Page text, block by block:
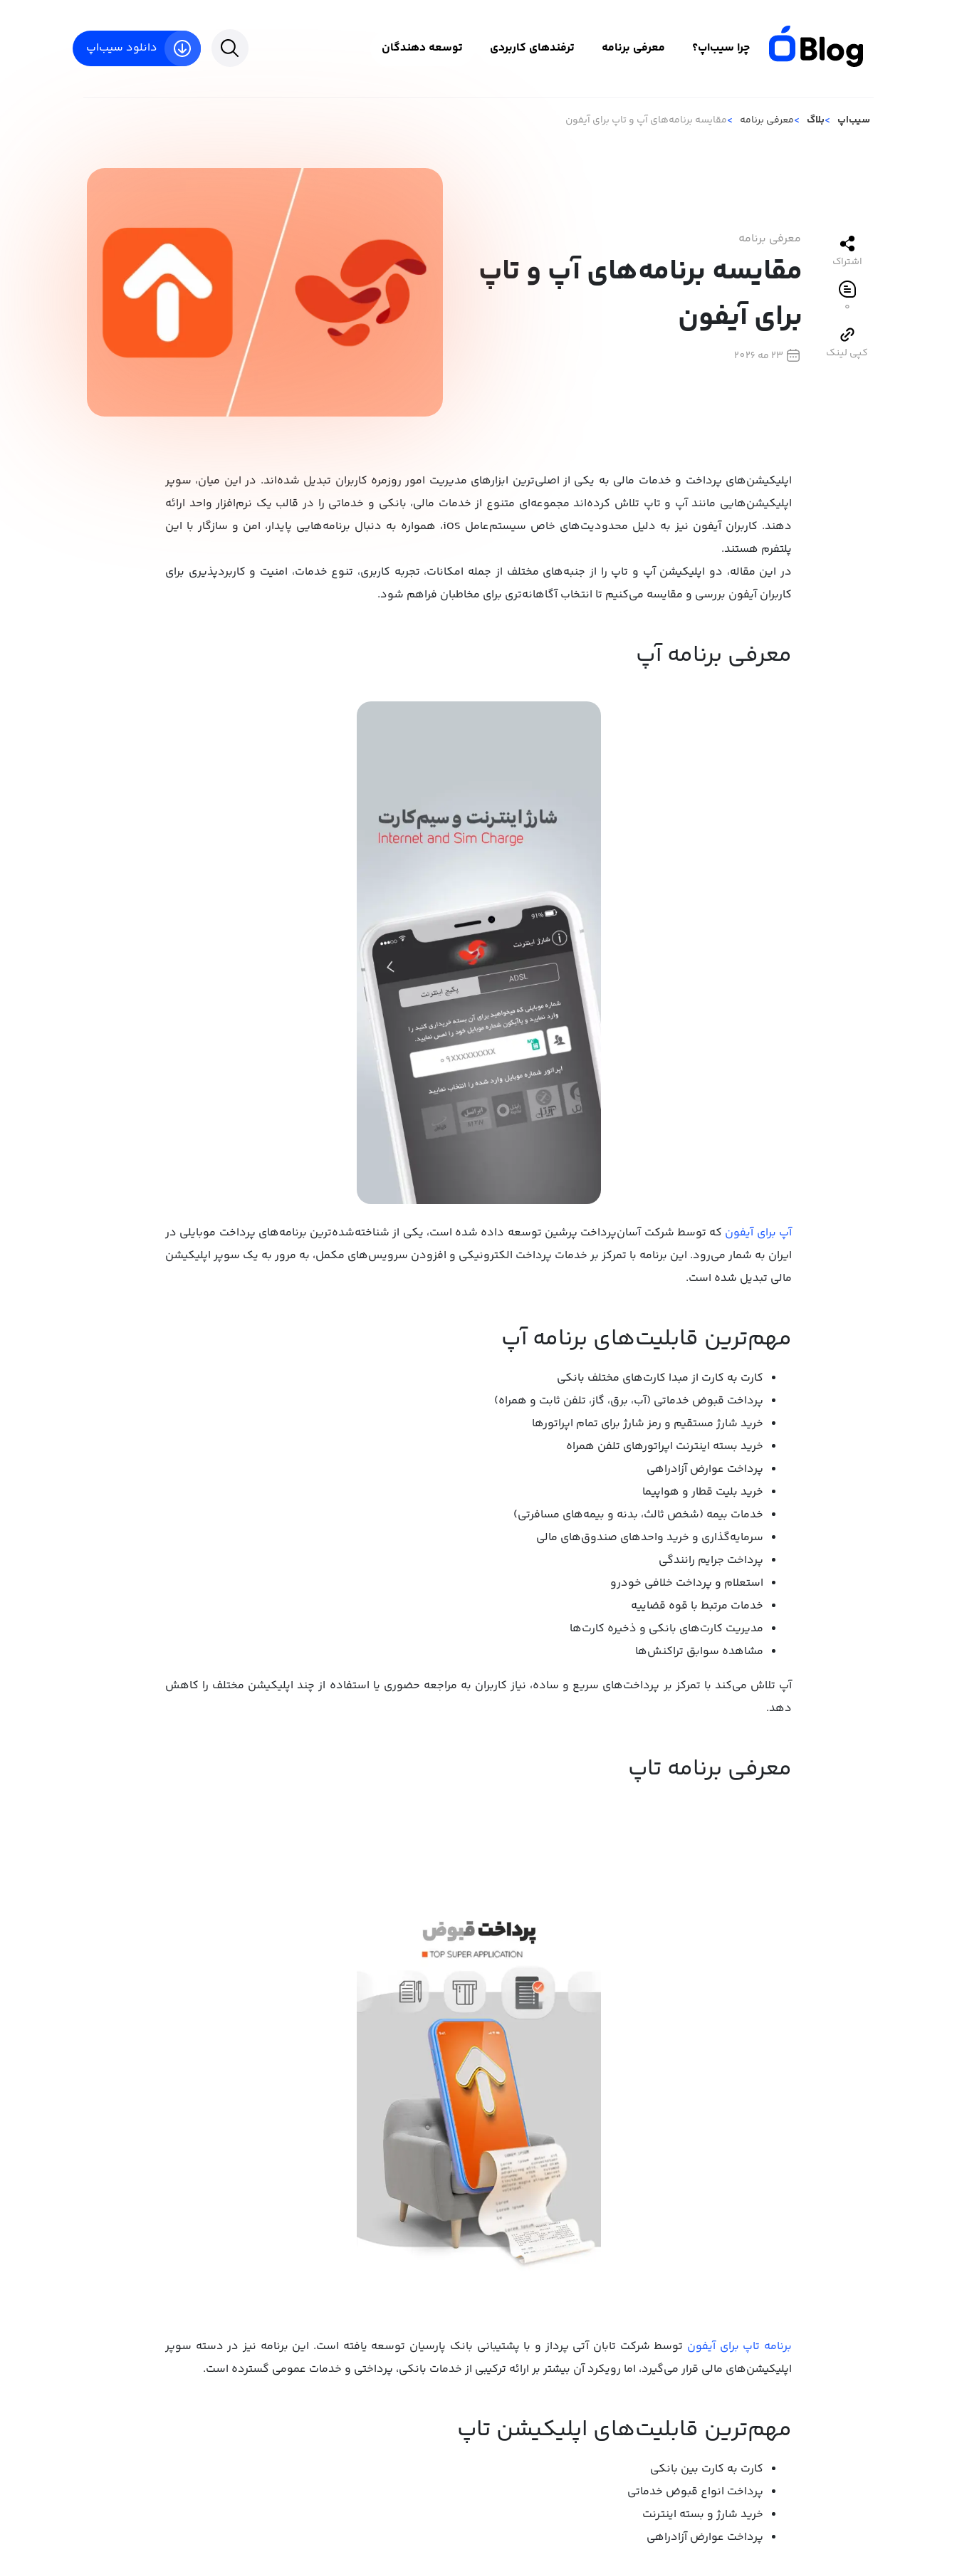
چرا سیب‌اپ؟ معرفی برنامه ترفندهای کاربردی توسعه دهندگان دانلود سیب‌اپ
سیب‌اپ بلاگ معرفی برنامه مقایسه برنامه‌های آپ و تاپ برای آیفون
معرفی برنامه
مقایسه برنامه‌های آپ و تاپ
برای آیفون
23 مه 2026
اشتراک
۰
کپی لینک
اپلیکیشن‌های پرداخت و خدمات مالی به یکی از اصلی‌ترین ابزارهای مدیریت امور روزمره کاربران تبدیل شده‌اند. در این میان، سوپر
اپلیکیشن‌هایی مانند آپ و تاپ تلاش کرده‌اند مجموعه‌ای متنوع از خدمات مالی، بانکی و خدماتی را در قالب یک نرم‌افزار واحد ارائه
دهند. کاربران آیفون نیز به دلیل محدودیت‌های خاص سیستم‌عامل iOS، همواره به دنبال برنامه‌هایی پایدار، امن و سازگار با این
پلتفرم هستند.
در این مقاله، دو اپلیکیشن آپ و تاپ را از جنبه‌های مختلف از جمله امکانات، تجربه کاربری، تنوع خدمات، امنیت و کاربردپذیری برای
کاربران آیفون بررسی و مقایسه می‌کنیم تا انتخاب آگاهانه‌تری برای مخاطبان فراهم شود.
معرفی برنامه آپ
آپ برای آیفون که توسط شرکت آسان‌پرداخت پرشین توسعه داده شده است، یکی از شناخته‌شده‌ترین برنامه‌های پرداخت موبایلی در
ایران به شمار می‌رود. این برنامه با تمرکز بر خدمات پرداخت الکترونیکی و افزودن سرویس‌های مکمل، به مرور به یک سوپر اپلیکیشن
مالی تبدیل شده است.
مهم‌ترین قابلیت‌های برنامه آپ
کارت به کارت از مبدا کارت‌های مختلف بانکی
پرداخت قبوض خدماتی (آب، برق، گاز، تلفن ثابت و همراه)
خرید شارژ مستقیم و رمز شارژ برای تمام اپراتورها
خرید بسته اینترنت اپراتورهای تلفن همراه
پرداخت عوارض آزادراهی
خرید بلیت قطار و هواپیما
خدمات بیمه (شخص ثالث، بدنه و بیمه‌های مسافرتی)
سرمایه‌گذاری و خرید واحدهای صندوق‌های مالی
پرداخت جرایم رانندگی
استعلام و پرداخت خلافی خودرو
خدمات مرتبط با قوه قضاییه
مدیریت کارت‌های بانکی و ذخیره کارت‌ها
مشاهده سوابق تراکنش‌ها
آپ تلاش می‌کند با تمرکز بر پرداخت‌های سریع و ساده، نیاز کاربران به مراجعه حضوری یا استفاده از چند اپلیکیشن مختلف را کاهش
دهد.
معرفی برنامه تاپ
برنامه تاپ برای آیفون توسط شرکت تابان آتی پرداز و با پشتیبانی بانک پارسیان توسعه یافته است. این برنامه نیز در دسته سوپر
اپلیکیشن‌های مالی قرار می‌گیرد، اما رویکرد آن بیشتر بر ارائه ترکیبی از خدمات بانکی، پرداختی و خدمات عمومی گسترده است.
مهم‌ترین قابلیت‌های اپلیکیشن تاپ
کارت به کارت بین بانکی
پرداخت انواع قبوض خدماتی
خرید شارژ و بسته اینترنت
پرداخت عوارض آزادراهی